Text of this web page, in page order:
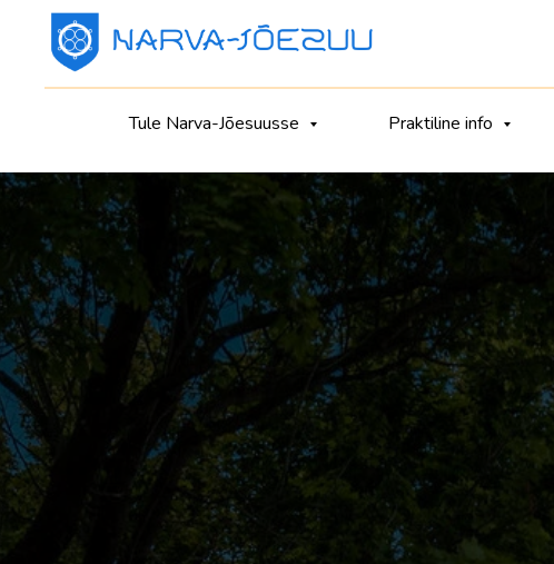
Tule Narva-Jõesuusse Praktiline info